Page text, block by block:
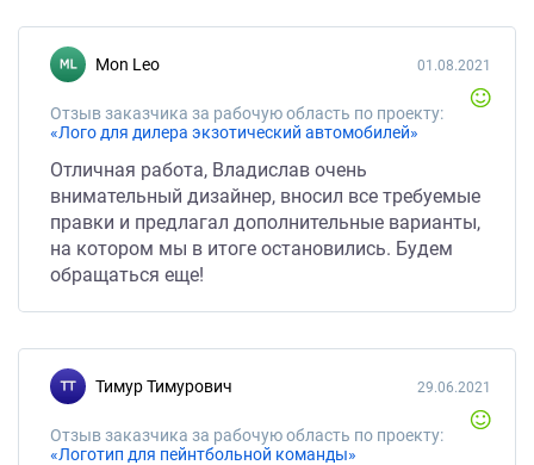
Mon Leo
Отзыв заказчика за рабочую область по проекту:
«Лого для дилера экзотический автомобилей»
01.08.2021
Отличная работа, Владислав очень
внимательный дизайнер, вносил все требуемые
правки и предлагал дополнительные варианты,
на котором мы в итоге остановились. Будем
обращаться еще!
Тимур Тимурович
Отзыв заказчика за рабочую область по проекту:
«Логотип для пейнтбольной команды»
29.06.2021